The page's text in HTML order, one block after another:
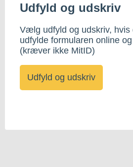
Udfyld og udskriv
Vælg udfyld og udskriv, hvis
udfylde formularen online
(kræver ikke MitID)